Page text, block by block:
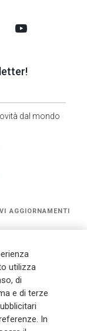
dal mondo
AGGIORNAMENTI
pari a € 98,1
1831, con oltre 88
di clienti, il
una presenza
di Generali c'è il suo
soluzioni
utilizza
di
e di terze
In